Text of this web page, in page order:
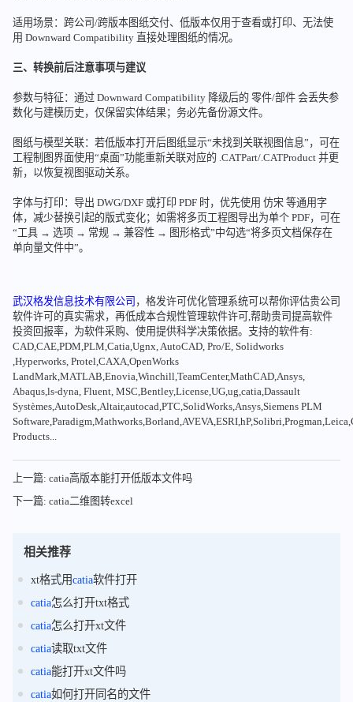
适用场景：跨公司/跨版本图纸交付、低版本仅用于查看或打印、无法使
用 Downward Compatibility 直接处理图纸的情况。
三、转换前后注意事项与建议
参数与特征：通过 Downward Compatibility 降级后的 零件/部件 会丢失参
数化与建模历史，仅保留实体结果；务必先备份源文件。
图纸与模型关联：若低版本打开后图纸显示“未找到关联视图信息”，可在
工程制图界面使用“桌面”功能重新关联对应的 .CATPart/.CATProduct 并更
新，以恢复视图驱动关系。
字体与打印：导出 DWG/DXF 或打印 PDF 时，优先使用 仿宋 等通用字
体，减少替换引起的版式变化；如需将多页工程图导出为单个 PDF，可在
“工具 → 选项 → 常规 → 兼容性 → 图形格式”中勾选“将多页文档保存在
单向量文件中”。
武汉格发信息技术有限公司 ，格发许可优化管理系统可以帮你评估贵公司
软件许可的真实需求，再低成本合规性管理软件许可,帮助贵司提高软件
投资回报率，为软件采购、使用提供科学决策依据。支持的软件有:
CAD,CAE,PDM,PLM,Catia,Ugnx, AutoCAD, Pro/E, Solidworks
,Hyperworks, Protel,CAXA,OpenWorks
LandMark,MATLAB,Enovia,Winchill,TeamCenter,MathCAD,Ansys,
Abaqus,ls-dyna, Fluent, MSC,Bentley,License,UG,ug,catia,Dassault
Systèmes,AutoDesk,Altair,autocad,PTC,SolidWorks,Ansys,Siemens PLM
Products...
上一篇: catia高版本能打开低版本文件吗
下一篇: catia二维图转excel
相关推荐
xt格式用catia软件打开
catia怎么打开txt格式
catia怎么打开xt文件
catia读取txt文件
catia能打开xt文件吗
catia如何打开同名的文件